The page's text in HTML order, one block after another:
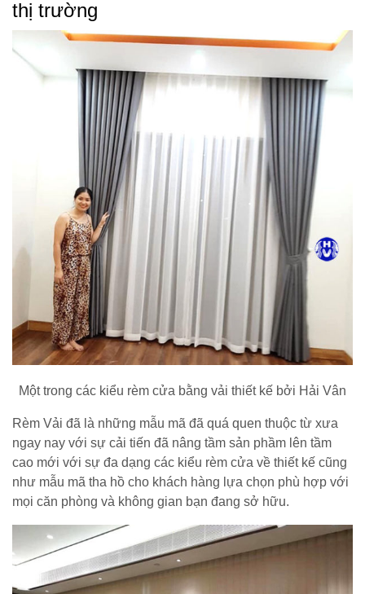
thị trường
Một trong các kiểu rèm cửa bằng vải thiết kế bởi Hải Vân
Rèm Vải đã là những mẫu mã đã quá quen thuộc từ xưa
ngay nay với sự cải tiến đã nâng tầm sản phầm lên tầm
cao mới với sự đa dạng các kiểu rèm cửa về thiết kế cũng
như mẫu mã tha hồ cho khách hàng lựa chọn phù hợp với
mọi căn phòng và không gian bạn đang sở hữu.